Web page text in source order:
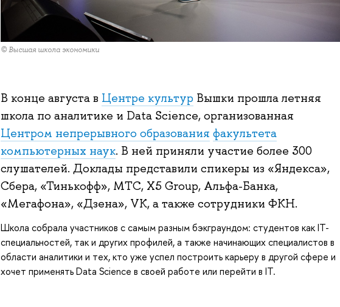
© Высшая школа экономики
В конце августа в Центре культур Вышки прошла летняя
школа по аналитике и Data Science, организованная
Центром непрерывного образования факультета
компьютерных наук. В ней приняли участие более 300
слушателей. Доклады представили спикеры из «Яндекса»,
Сбера, «Тинькофф», МТС, X5 Group, Альфа-Банка,
«Мегафона», «Дзена», VK, а также сотрудники ФКН.
Школа собрала участников с самым разным бэкграундом: студентов как IT-
специальностей, так и других профилей, а также начинающих специалистов в
области аналитики и тех, кто уже успел построить карьеру в другой сфере и
хочет применять Data Science в своей работе или перейти в IT.